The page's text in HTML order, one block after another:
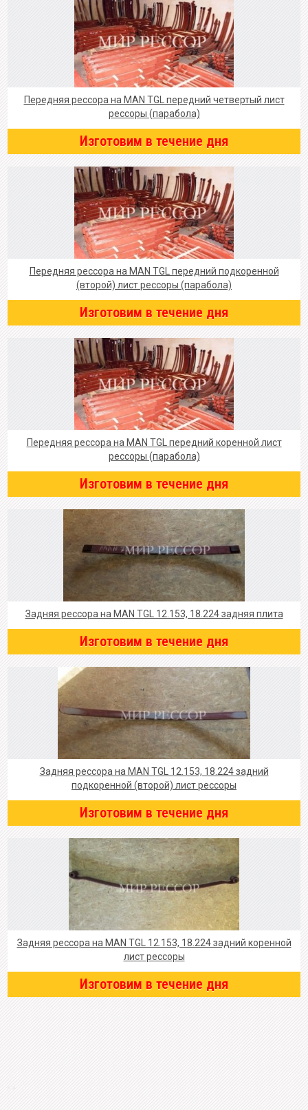
Передняя рессора на MAN TGL передний четвертый лист
рессоры (парабола)
Изготовим в течение дня
Передняя рессора на MAN TGL передний подкоренной
(второй) лист рессоры (парабола)
Изготовим в течение дня
Передняя рессора на MAN TGL передний коренной лист
рессоры (парабола)
Изготовим в течение дня
Задняя рессора на MAN TGL 12.153, 18.224 задняя плита
Изготовим в течение дня
Задняя рессора на MAN TGL 12.153, 18.224 задний
подкоренной (второй) лист рессоры
Изготовим в течение дня
Задняя рессора на MAN TGL 12.153, 18.224 задний коренной
лист рессоры
Изготовим в течение дня